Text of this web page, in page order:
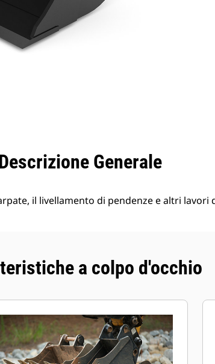
Generale
il livellamento di pendenze e altri lavori
a colpo d'occhio